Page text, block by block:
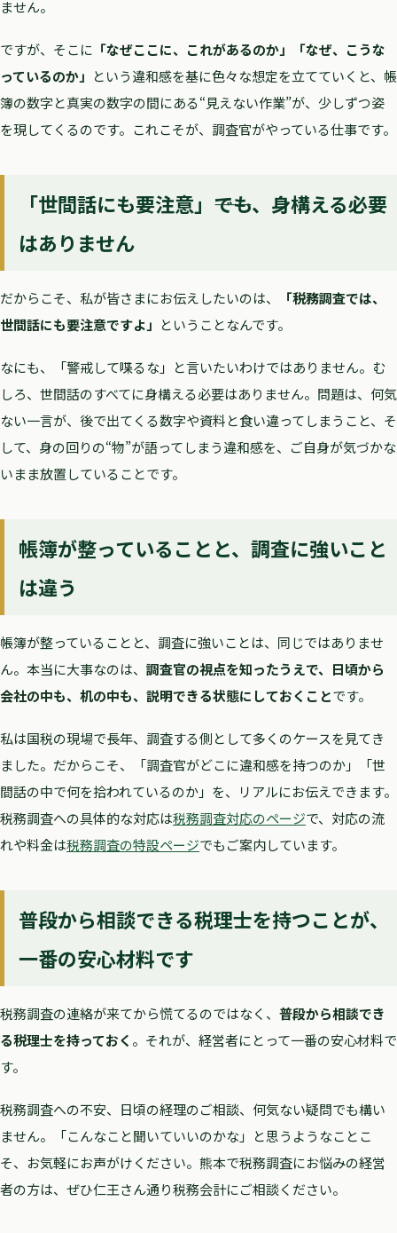
ません。
ですが、そこに 「なぜここに、これがあるのか」「なぜ、こうな
っているのか」 という違和感を基に色々な想定を立てていくと、帳
簿の数字と真実の数字の間にある“見えない作業”が、少しずつ姿
を現してくるのです。これこそが、調査官がやっている仕事です。
「世間話にも要注意」――でも、身構える必要
はありません
だからこそ、私が皆さまにお伝えしたいのは、
「税務調査では、
世間話にも要注意ですよ」 ということなんです。
なにも、「警戒して喋るな」と言いたいわけではありません。む
しろ、世間話のすべてに身構える必要はありません。問題は、何気
ない一言が、後で出てくる数字や資料と食い違ってしまうこと、そ
して、身の回りの“物”が語ってしまう違和感を、ご自身が気づかな
いまま放置していることです。
帳簿が整っていることと、調査に強いこと
は違う
帳簿が整っていることと、調査に強いことは、同じではありませ
ん。本当に大事なのは、 調査官の視点を知ったうえで、日頃から
会社の中も、机の中も、説明できる状態にしておくことです。
私は国税の現場で長年、調査する側として多くのケースを見てき
ました。だからこそ、「調査官がどこに違和感を持つのか」「世
間話の中で何を拾われているのか」を、リアルにお伝えできます。
税務調査への具体的な対応は税務調査対応のページで、対応の流
れや料金は税務調査の特設ページでもご案内しています。
普段から相談できる税理士を持つことが、
一番の安心材料です
税務調査の連絡が来てから慌てるのではなく、 普段から相談でき
る税理士を持っておく 。それが、経営者にとって一番の安心材料で
す。
税務調査への不安、日頃の経理のご相談、何気ない疑問でも構い
ません。「こんなこと聞いていいのかな」と思うようなことこ
そ、お気軽にお声がけください。熊本で税務調査にお悩みの経営
者の方は、ぜひ仁王さん通り税務会計にご相談ください。